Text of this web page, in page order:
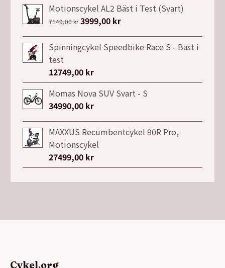
priset
var:
priset
Motionscykel AL2 Bäst i Test (Svart)
7149,00kr Det
priset
7149,00 kr.
3999,00 krDet
priset
Spinningcykel Speedbike Race S - Bäst i
test
12749,00 kr
Momas Nova SUV Svart - S
34990,00 kr
MAXXUS Recumbentcykel 90R Pro,
Motionscykel
27499,00 kr
Cykel.org